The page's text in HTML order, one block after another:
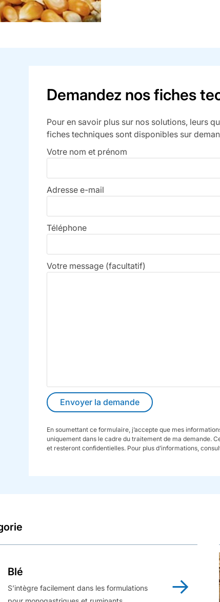
Demandez nos fiches
Pour en savoir plus sur nos solutions, leurs
fiches techniques sont disponibles sur
Votre nom et prénom
Adresse e-mail
Téléphone
Votre message (facultatif)
En soumettant ce formulaire, j’accepte que mes
uniquement dans le cadre du traitement de ma demande.
et resteront confidentielles. Pour plus d’informations,
Blé
S’intègre facilement dans les formulations